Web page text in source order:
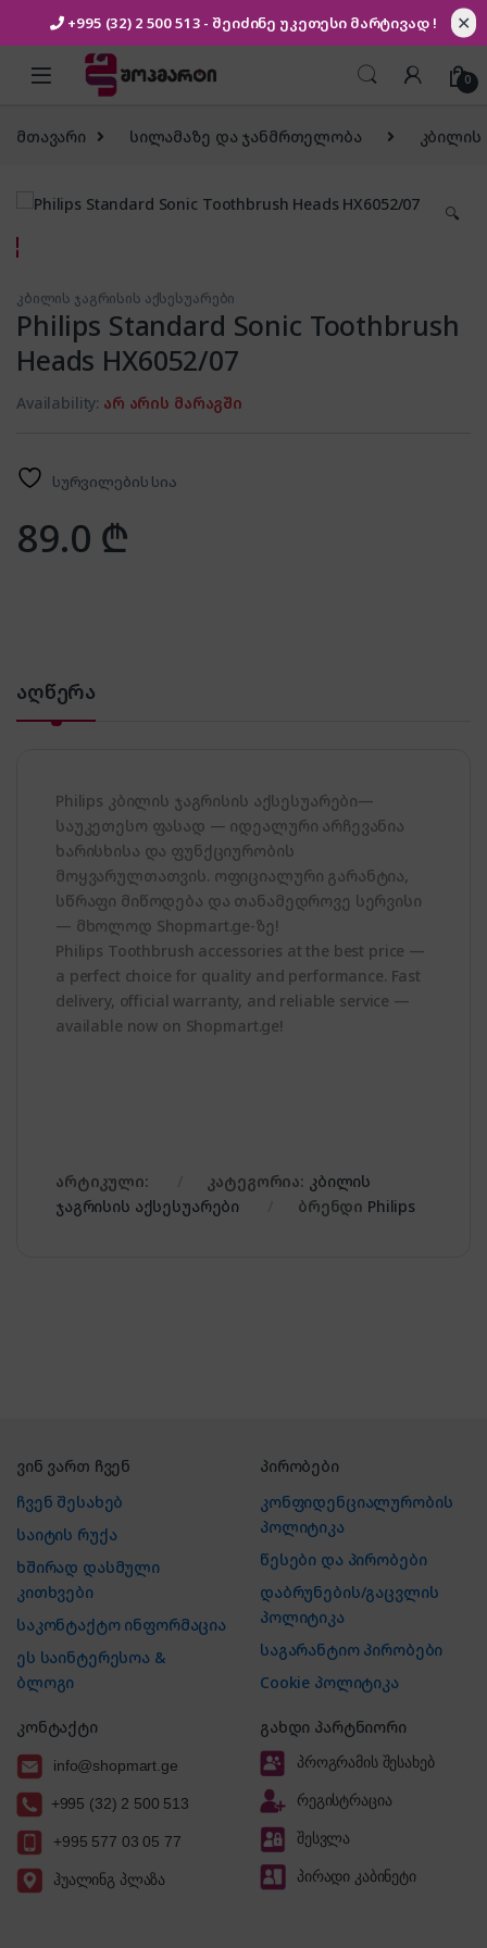
+995 (32) 2 500 513 - შეიძინე უკეთესი მარტივად ! ✕
Skip to navigation
Skip to content
0
მთავარი სილამაზე და ჯანმრთელობა კბილის
🔍
კბილის ჯაგრისის აქსესუარები
Philips Standard Sonic Toothbrush
Heads HX6052/07
Availability: არ არის მარაგში
სურვილების სია
89.0 ₾
აღწერა
Philips კბილის ჯაგრისის აქსესუარები—
საუკეთესო ფასად — იდეალური არჩევანია
ხარისხისა და ფუნქციურობის
მოყვარულთათვის. ოფიციალური გარანტია,
სწრაფი მიწოდება და თანამედროვე სერვისი
— მხოლოდ Shopmart.ge-ზე!
Philips Toothbrush accessories at the best price —
a perfect choice for quality and performance. Fast
delivery, official warranty, and reliable service —
available now on Shopmart.ge!
არტიკული: კატეგორია: კბილის
ჯაგრისის აქსესუარები
ბრენდი Philips
ვინ ვართ ჩვენ
ჩვენ შესახებ
საიტის რუქა
ხშირად დასმული
კითხვები
საკონტაქტო ინფორმაცია
ეს საინტერესოა &
ბლოგი
პირობები
კონფიდენციალურობის
პოლიტიკა
წესები და პირობები
დაბრუნების/გაცვლის
პოლიტიკა
საგარანტიო პირობები
Cookie პოლიტიკა
კონტაქტი
info@shopmart.ge
+995 (32) 2 500 513
+995 577 03 05 77
ჰუალინგ პლაზა
გახდი პარტნიორი
პროგრამის შესახებ
რეგისტრაცია
შესვლა
პირადი კაბინეტი